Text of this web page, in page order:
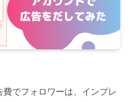
でフォロワーは、インプレ